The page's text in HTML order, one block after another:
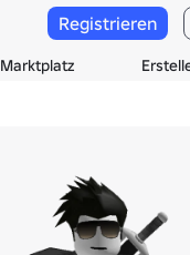
Marktplatz
Registrieren